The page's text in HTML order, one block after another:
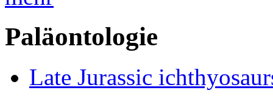
Paläontologie
Late Jurassic